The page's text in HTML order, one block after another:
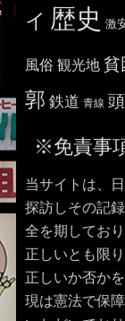
イ 歴史 激
風俗 観光地 貧
郭 鉄道 青線
※免責事
当サイトは、
探訪しその記
全を期してお
正しいとも限
正しいか否か
現は憲法で保